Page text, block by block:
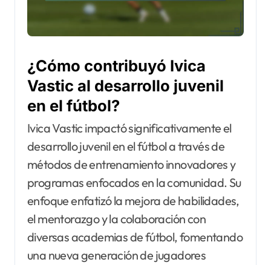
¿Cómo contribuyó Ivica
Vastic al desarrollo juvenil
en el fútbol?
Ivica Vastic impactó significativamente el
desarrollo juvenil en el fútbol a través de
métodos de entrenamiento innovadores y
programas enfocados en la comunidad. Su
enfoque enfatizó la mejora de habilidades,
el mentorazgo y la colaboración con
diversas academias de fútbol, fomentando
una nueva generación de jugadores